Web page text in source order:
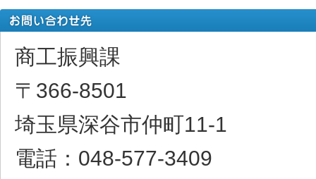
商工振興課
〒366-8501
埼玉県深谷市仲町11-1
電話：048-577-3409